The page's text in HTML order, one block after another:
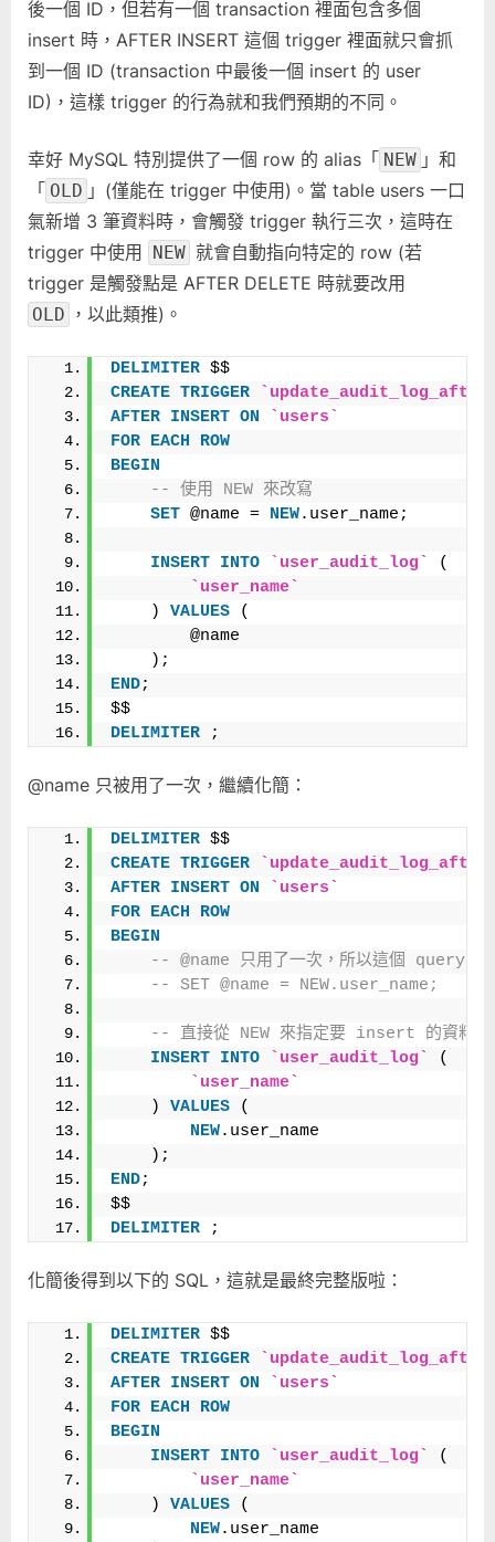
後一個 ID，但若有一個 transaction 裡面包含多個
insert 時，AFTER INSERT 這個 trigger 裡面就只會抓
到一個 ID (transaction 中最後一個 insert 的 user
ID)，這樣 trigger 的行為就和我們預期的不同。
幸好 MySQL 特別提供了一個 row 的 alias「 NEW 」和
「 OLD 」(僅能在 trigger 中使用)。當 table users 一口
氣新增 3 筆資料時，會觸發 trigger 執行三次，這時在
trigger 中使用 NEW 就會自動指向特定的 row (若
trigger 是觸發點是 AFTER DELETE 時就要改用
OLD ，以此類推)。
DELIMITER $$
CREATE TRIGGER
AFTER INSERT ON
`users`
FOR EACH
ROW
BEGIN
-- 使用 NEW 來改寫
SET @name = NEW.user_name;
INSERT INTO `user_audit_log`
(
`user_name`
    )
VALUES (
        @name
    );
END;
$$
DELIMITER ;
@name 只被用了一次，繼續化簡：
DELIMITER $$
CREATE TRIGGER
AFTER INSERT ON
`users`
FOR EACH
ROW
BEGIN
-- @name 只用了一次，所以這個 query 的
-- SET @name = NEW.user_name;
-- 直接從 NEW 來指定要 insert 的資料即
INSERT INTO `user_audit_log`
(
`user_name`
    )
VALUES (
NEW.user_name
    );
END;
$$
DELIMITER ;
化簡後得到以下的 SQL，這就是最終完整版啦：
DELIMITER $$
CREATE TRIGGER
AFTER INSERT ON
`users`
FOR EACH
ROW
BEGIN
INSERT INTO `user_audit_log`
(
`user_name`
    )
VALUES (
NEW.user_name